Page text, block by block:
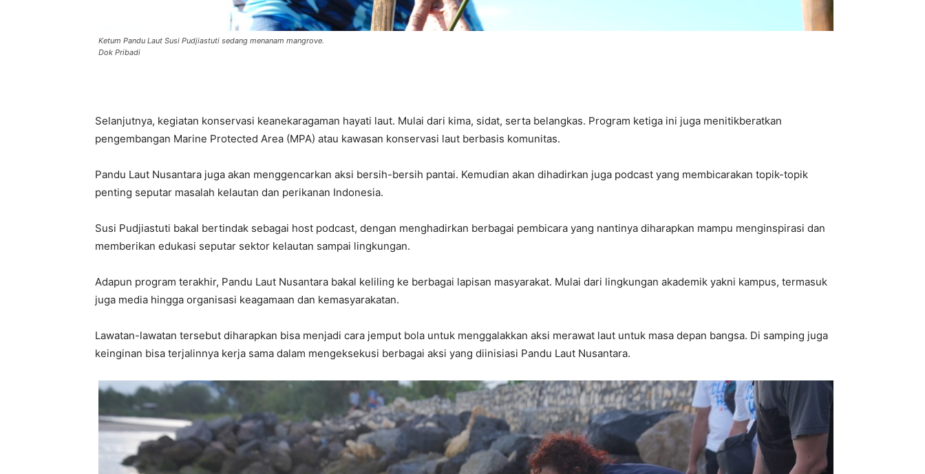
Ketum Pandu Laut Susi Pudjiastuti sedang menanam mangrove.
Dok Pribadi
Selanjutnya, kegiatan konservasi keanekaragaman hayati laut. Mulai dari kima, sidat, serta belangkas. Program ketiga ini juga menitikberatkan
pengembangan Marine Protected Area (MPA) atau kawasan konservasi laut berbasis komunitas.
Pandu Laut Nusantara juga akan menggencarkan aksi bersih-bersih pantai. Kemudian akan dihadirkan juga podcast yang membicarakan topik-topik
penting seputar masalah kelautan dan perikanan Indonesia.
Susi Pudjiastuti bakal bertindak sebagai host podcast, dengan menghadirkan berbagai pembicara yang nantinya diharapkan mampu menginspirasi dan
memberikan edukasi seputar sektor kelautan sampai lingkungan.
Adapun program terakhir, Pandu Laut Nusantara bakal keliling ke berbagai lapisan masyarakat. Mulai dari lingkungan akademik yakni kampus, termasuk
juga media hingga organisasi keagamaan dan kemasyarakatan.
Lawatan-lawatan tersebut diharapkan bisa menjadi cara jemput bola untuk menggalakkan aksi merawat laut untuk masa depan bangsa. Di samping juga
keinginan bisa terjalinnya kerja sama dalam mengeksekusi berbagai aksi yang diinisiasi Pandu Laut Nusantara.